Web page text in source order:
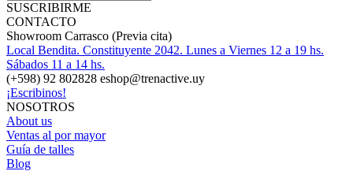
SUSCRIBIRME
CONTACTO
Showroom Carrasco (Previa cita)
Local Bendita. Constituyente 2042. Lunes a Viernes 12 a 19 hs.
Sábados 11 a 14 hs.
(+598) 92 802828 eshop@trenactive.uy
¡Escribinos!
NOSOTROS
About us
Ventas al por mayor
Guía de talles
Blog